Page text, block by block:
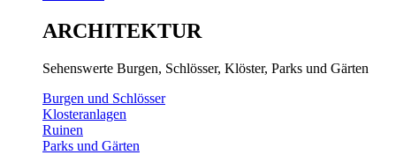
ARCHITEKTUR
Sehenswerte Burgen, Schlösser, Klöster, Parks und Gärten
Burgen und Schlösser
Klosteranlagen
Ruinen
Parks und Gärten